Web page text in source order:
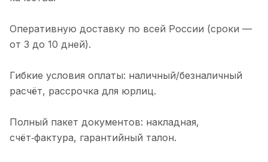
Оперативную доставку по всей России (сроки —
от 3 до 10 дней).
Гибкие условия оплаты: наличный/безналичный
расчёт, рассрочка для юрлиц.
Полный пакет документов: накладная,
счёт‑фактура, гарантийный талон.